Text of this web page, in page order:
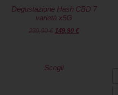
Degustazione Hash CBD 7
varietà x5G
239,90€ 149,90 €
Scegli